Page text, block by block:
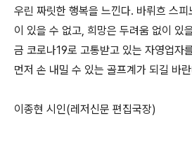
우린 짜릿한 행복을 느낀다. 바뤼흐 스
이 있을 수 없고, 희망은 두려움 없이 있
금 코로나19로 고통받고 있는 자영업자
먼저 손 내밀 수 있는 골프계가 되길 바
이종현 시인(레저신문 편집국장)